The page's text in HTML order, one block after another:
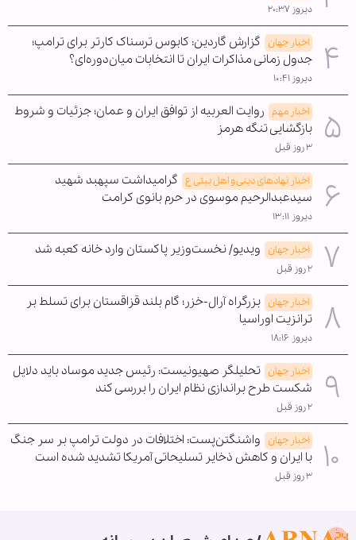
دیروز ۲۰:۳۷
اخبار جهان گزارش گاردین: کابوس ترسناک کارتر برای ترامپ؛
جدول زمانی مذاکرات ایران تا انتخابات میان‌دوره‌ای؟
دیروز ۱۰:۴۱
اخبار مهم روایت العربیه از توافق ایران و عمان؛ جزئیات و شروط
بازگشایی تنگه هرمز
۳ روز قبل
اخبار نهادهای دینی و اهل بیتی ع گرامیداشت سپهبد شهید
سیدعبدالرحیم موسوی در حرم بانوی کرامت
دیروز ۱۳:۱۱
اخبار جهان ویدیو/ نخست‌وزیر پاکستان وارد خانه کعبه شد
۲ روز قبل
اخبار جهان بزرگراه آرال-خزر؛ گام بلند قزاقستان برای تسلط بر
ترانزیت اوراسیا
دیروز ۱۸:۱۶
اخبار جهان تحلیلگر صهیونیست: رئیس جدید موساد باید دلایل
شکست طرح براندازی نظام ایران را بررسی کند
۲ روز قبل
اخبار جهان واشنگتن‌پست: اختلافات در دولت ترامپ بر سر جنگ
با ایران و کاهش ذخایر تسلیحاتی آمریکا تشدید شده است
۳ روز قبل